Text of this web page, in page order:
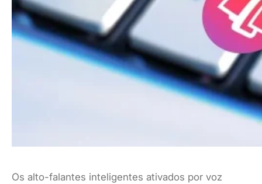
Os alto-falantes inteligentes ativados por voz